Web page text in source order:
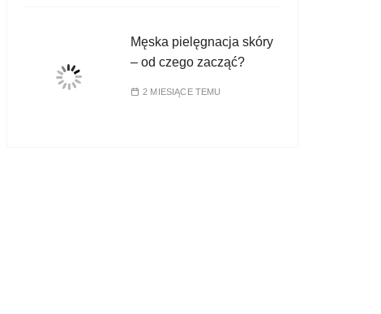
Męska pielęgnacja skóry
– od czego zacząć?
2 MIESIĄCE TEMU